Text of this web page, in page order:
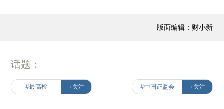
版面编辑：财小新
话题：
#最高检 +关注 #中国证监会 +关注